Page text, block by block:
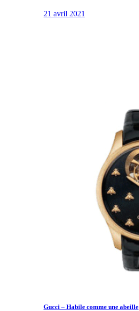
21 avril 2021
Gucci – Habile comme une abeille